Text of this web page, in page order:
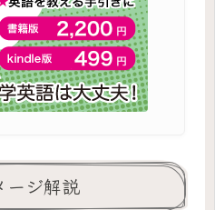
ージ解説